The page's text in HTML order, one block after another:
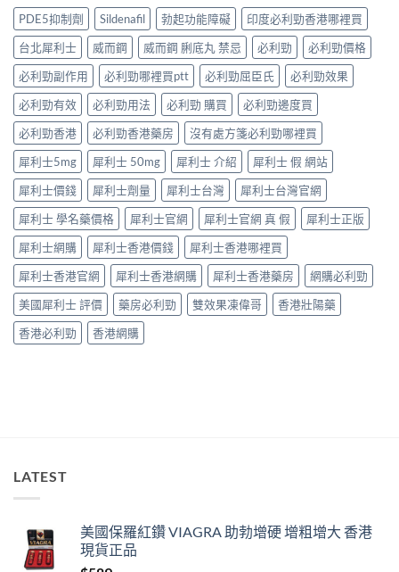
孕
男
性
必
讀〉
中
醫
學
真
相
大
公
開〉
中
20〉
中
凍
威
嘅
速
效
話
術
要
打
折
讀〉
中
食
先
有
效？
冇
效
嘅
原
因
逐
個
捉
——
藥
師：
九
成
「冇
效」
投
訴，
其
實
掂〉
PDE5抑制劑 Sildenafil 勃起功能障礙
印度必利勁香港哪裡買
台北犀利士
威而鋼 威而鋼 脷底丸 禁忌 必利勁
必利勁價格
必利勁副作用
必利勁哪裡買ptt 必利勁屈臣氏
必利勁效果
必利勁有效
必利勁用法 必利勁 購買
必利勁邊度買
必利勁香港
必利勁香港藥房
沒有處方箋必利勁哪裡買
犀利士5mg
犀利士 50mg 犀利士 介紹
犀利士 假 網站
犀利士價錢
犀利士劑量 犀利士台灣
犀利士台灣官網
犀利士 學名藥價格
犀利士官網 犀利士官網 真 假
犀利士正版
犀利士網購
犀利士香港價錢
犀利士香港哪裡買
犀利士香港官網
犀利士香港網購 犀利士香港藥房
網購必利勁
美國犀利士 評價
藥房必利勁 雙效果凍偉哥
香港壯陽藥
香港必利勁
香港網購
LATEST
美國保羅紅鑽 VIAGRA 助勃增硬 增粗增大 香港
現貨正品